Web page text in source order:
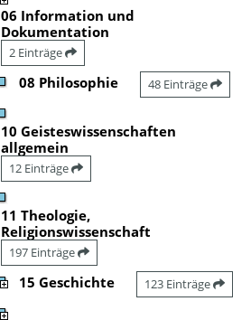
06 Information und
Dokumentation
2 Einträge
08 Philosophie 48 Einträge
10 Geisteswissenschaften
allgemein
12 Einträge
11 Theologie,
Religionswissenschaft
197 Einträge
15 Geschichte 123 Einträge